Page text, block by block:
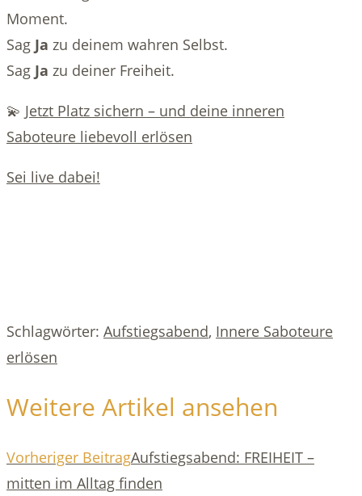
Moment.
Sag Ja zu deinem wahren Selbst.
Sag Ja zu deiner Freiheit.
💫 Jetzt Platz sichern – und deine inneren
Saboteure liebevoll erlösen
Sei live dabei!
Schlagwörter: Aufstiegsabend, Innere Saboteure
erlösen
Weitere Artikel ansehen
Vorheriger BeitragAufstiegsabend: FREIHEIT –
mitten im Alltag finden